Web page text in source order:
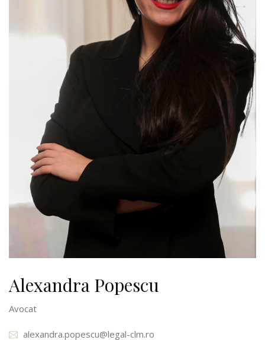
Alexandra Popescu
Avocat
alexandra.popescu@legal-clm.ro